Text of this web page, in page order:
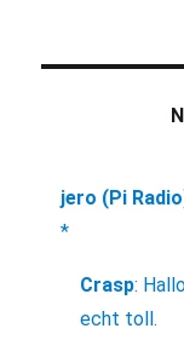
jero (Pi
*
Crasp:
echt toll.